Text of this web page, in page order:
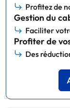
Profitez de
Gestion du
Faciliter
Profiter de
Des